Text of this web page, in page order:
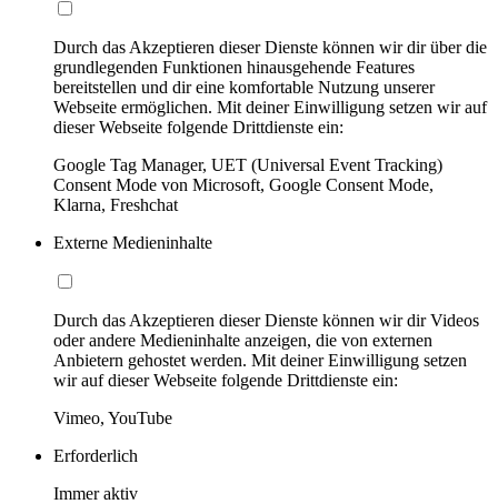
Durch das Akzeptieren dieser Dienste können wir dir über die
grundlegenden Funktionen hinausgehende Features
bereitstellen und dir eine komfortable Nutzung unserer
Webseite ermöglichen. Mit deiner Einwilligung setzen wir auf
dieser Webseite folgende Drittdienste ein:
Google Tag Manager, UET (Universal Event Tracking)
Consent Mode von Microsoft, Google Consent Mode,
Klarna, Freshchat
Externe Medieninhalte
Durch das Akzeptieren dieser Dienste können wir dir Videos
oder andere Medieninhalte anzeigen, die von externen
Anbietern gehostet werden. Mit deiner Einwilligung setzen
wir auf dieser Webseite folgende Drittdienste ein:
Vimeo, YouTube
Erforderlich
Immer aktiv